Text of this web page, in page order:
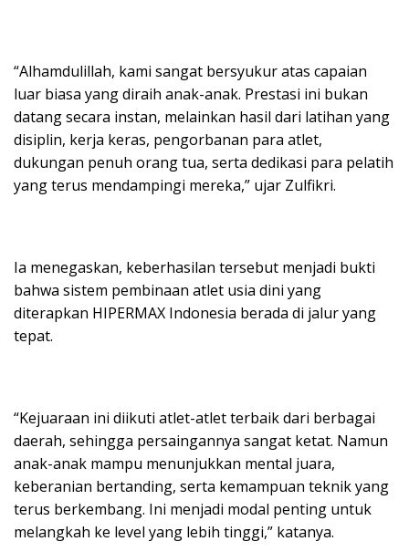
“Alhamdulillah, kami sangat bersyukur atas capaian
luar biasa yang diraih anak-anak. Prestasi ini bukan
datang secara instan, melainkan hasil dari latihan yang
disiplin, kerja keras, pengorbanan para atlet,
dukungan penuh orang tua, serta dedikasi para pelatih
yang terus mendampingi mereka,” ujar Zulfikri.
Ia menegaskan, keberhasilan tersebut menjadi bukti
bahwa sistem pembinaan atlet usia dini yang
diterapkan HIPERMAX Indonesia berada di jalur yang
tepat.
“Kejuaraan ini diikuti atlet-atlet terbaik dari berbagai
daerah, sehingga persaingannya sangat ketat. Namun
anak-anak mampu menunjukkan mental juara,
keberanian bertanding, serta kemampuan teknik yang
terus berkembang. Ini menjadi modal penting untuk
melangkah ke level yang lebih tinggi,” katanya.